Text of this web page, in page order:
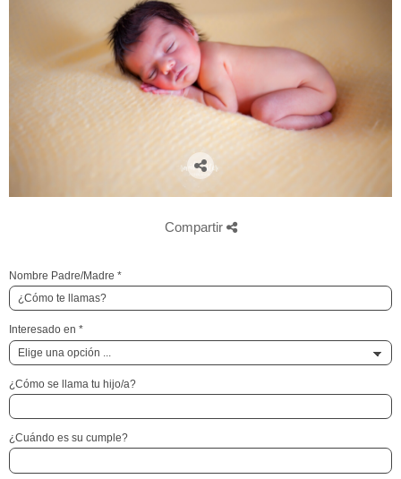
Compartir
Nombre Padre/Madre *
Interesado en *
¿Cómo se llama tu hijo/a?
¿Cuándo es su cumple?